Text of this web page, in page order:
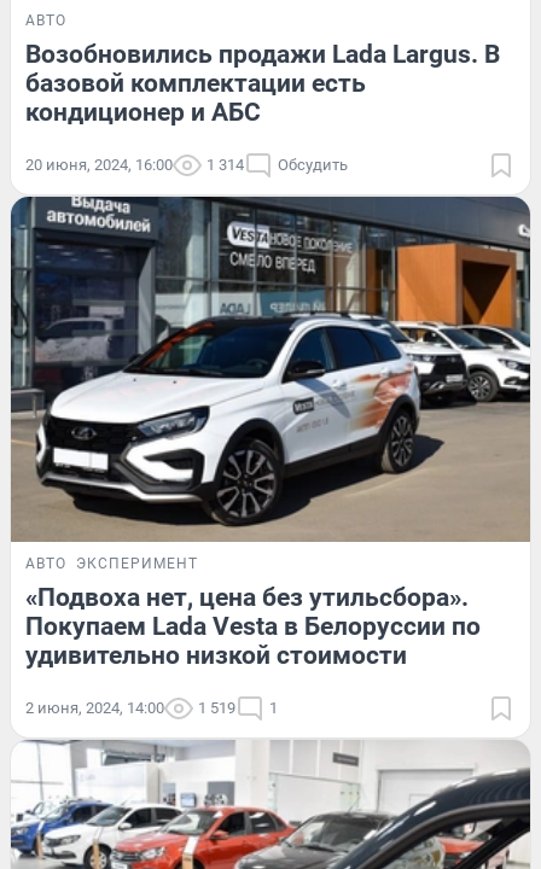
АВТО
Возобновились продажи Lada Largus. В
базовой комплектации есть
кондиционер и АБС
20 июня, 2024, 16:00 1 314 Обсудить
АВТО ЭКСПЕРИМЕНТ
«Подвоха нет, цена без утильсбора».
Покупаем Lada Vesta в Белоруссии по
удивительно низкой стоимости
2 июня, 2024, 14:00 1 519 1